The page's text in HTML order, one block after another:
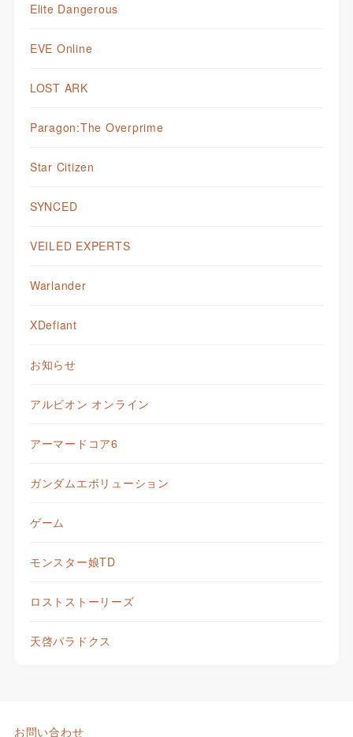
Elite Dangerous
EVE Online
LOST ARK
Paragon:The Overprime
Star Citizen
SYNCED
VEILED EXPERTS
Warlander
XDefiant
お知らせ
アルビオン オンライン
アーマードコア6
ガンダムエボリューション
ゲーム
モンスター娘TD
ロストストーリーズ
天啓パラドクス
お問い合わせ